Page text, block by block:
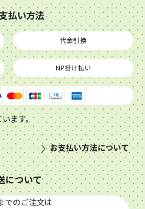
払い方法
代金引換
NP掛け払い
ます。
お支払い方法について
について
でのご注文は